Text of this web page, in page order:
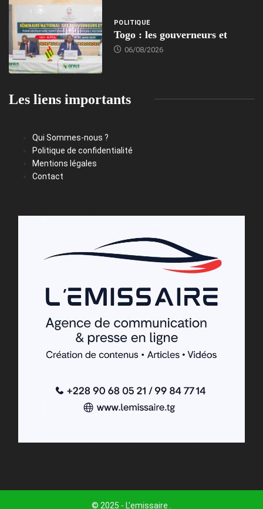
POLITIQUE
Togo : les gouverneurs et
06/08/2026
Les liens importants
Qui Sommes-nous ?
Politique de confidentialité
Mentions légales
Contact
© 2025 - L'emissaire .